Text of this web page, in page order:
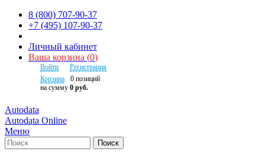
8 (800) 707-90-37
+7 (495) 107-90-37
Личный кабинет
Ваша корзина (0)
Войти
Регистрация
Корзина
0 позиций
на сумму 0 руб.
Autodata
Autodata Online
Меню
Поиск